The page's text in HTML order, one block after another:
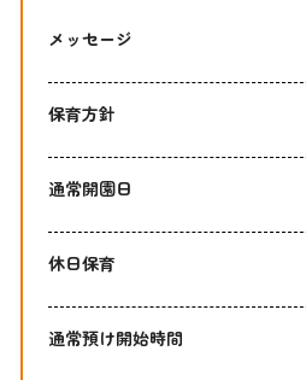
メッセージ
保育方針
通常開園日
休日保育
通常預け開始時間